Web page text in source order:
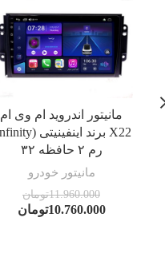
مانیتور اندروید ام وی ام
رم ۲ حافظه ۳۲
مانیتور خودرو
11.960.000تومان
10.760.000تومان